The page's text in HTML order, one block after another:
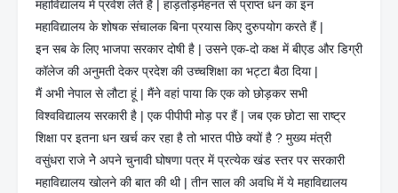
महाविद्यालय में प्रवेश लेते हैं | हाड़तोड़मेहनत से प्राप्त धन का इन
महाविद्यालय के शोषक संचालक बिना प्रयास किए दुरुपयोग करते हैं |
इन सब के लिए भाजपा सरकार दोषी है | उसने एक-दो कक्ष में बीएड और डिग्री
कॉलेज की अनुमती देकर प्रदेश की उच्चशिक्षा का भट्टा बैठा दिया |
मैं अभी नेपाल से लौटा हूं | मैंने वहां पाया कि एक को छोड़कर सभी
विश्वविद्यालय सरकारी है | एक पीपीपी मोड़ पर हैं | जब एक छोटा सा राष्ट्र
शिक्षा पर इतना धन खर्च कर रहा है तो भारत पीछे क्यों है ? मुख्य मंत्री
वसुंधरा राजे नेे अपने चुनावी घोषणा पत्र में प्रत्येक खंड स्तर पर सरकारी
महाविद्यालय खोलने की बात की थी | तीन साल की अवधि में ये महाविद्यालय